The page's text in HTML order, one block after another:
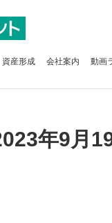
資産形成 会社案内 動画
年9月19